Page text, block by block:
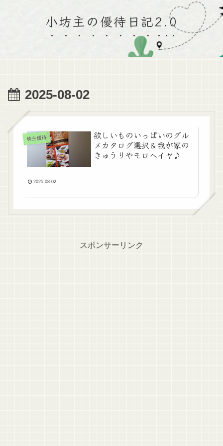
小坊主の優待日記2.0
2025-08-02
株主優待
欲しいものいっぱいのグル
メカタログ選択＆我が家の
きゅうりやモロヘイヤ♪
2025.08.02
スポンサーリンク